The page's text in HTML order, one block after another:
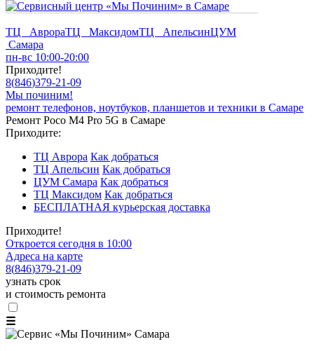
ТЦ АврораТЦ МаксидомТЦ АпельсинЦУМ
Самара
пн-вс 10:00-20:00
Приходите!
8(846)379-21-09
Мы починим!
ремонт телефонов, ноутбуков, планшетов и техники в Самаре
Ремонт Poco M4 Pro 5G в Самаре
Приходите:
ТЦ Аврора Как добраться
ТЦ Апельсин Как добраться
ЦУМ Самара Как добраться
ТЦ Максидом Как добраться
БЕСПЛАТНАЯ курьерская доставка
Приходите!
Откроется сегодня в 10:00
Адреса на карте
8(846)379-21-09
узнать срок
и стоимость ремонта
☰